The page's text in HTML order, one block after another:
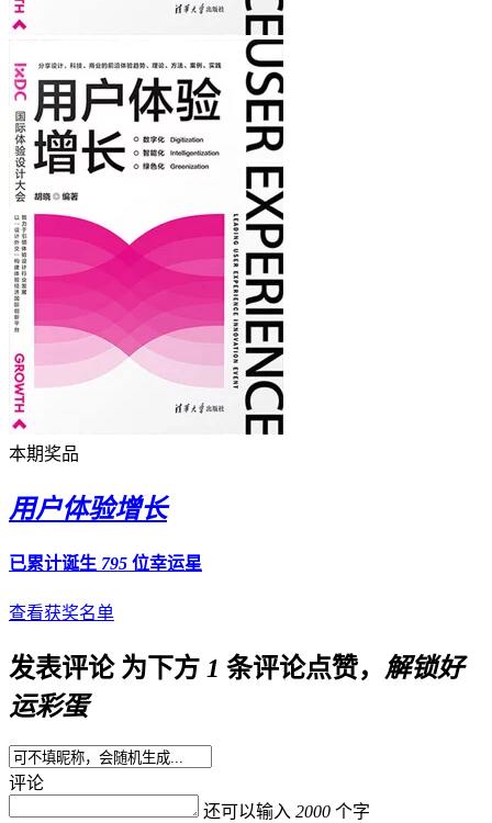
本期奖品
用户体验增长
已累计诞生 795 位幸运星
查看获奖名单
发表评论 为下方 1 条评论点赞， 解锁好
运彩蛋
评论
还可以输入 2000 个字